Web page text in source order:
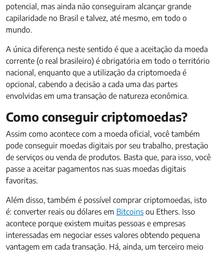
potencial, mas ainda não conseguiram alcançar grande
capilaridade no Brasil e talvez, até mesmo, em todo o
mundo.
A única diferença neste sentido é que a aceitação da moeda
corrente (o real brasileiro) é obrigatória em todo o território
nacional, enquanto que a utilização da criptomoeda é
opcional, cabendo a decisão a cada uma das partes
envolvidas em uma transação de natureza econômica.
Como conseguir criptomoedas?
Assim como acontece com a moeda oficial, você também
pode conseguir moedas digitais por seu trabalho, prestação
de serviços ou venda de produtos. Basta que, para isso, você
passe a aceitar pagamentos nas suas moedas digitais
favoritas.
Além disso, também é possível comprar criptomoedas, isto
é: converter reais ou dólares em Bitcoins ou Ethers. Isso
acontece porque existem muitas pessoas e empresas
interessadas em negociar esses valores obtendo pequena
vantagem em cada transação. Há, ainda, um terceiro meio